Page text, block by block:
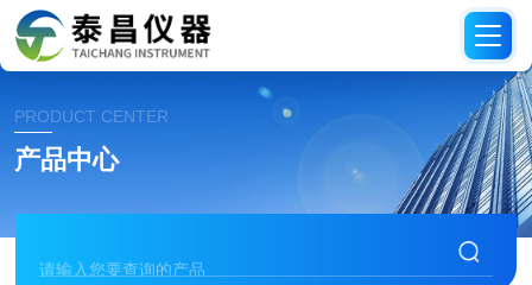
PRODUCT CENTER
产品中心